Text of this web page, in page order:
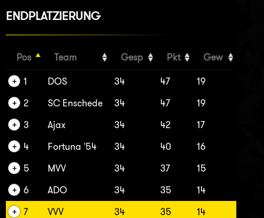
ENDPLATZIERUNG
Pos Team Gesp Pkt Gew
1 DOS 34 47
19
2
SC Enschede 34 47
19
3
Ajax 34 42
17
4
Fortuna '54 34 40
16
5
MVV 34 37
15
6
ADO 34 35
14
7
VVV 34 35
14